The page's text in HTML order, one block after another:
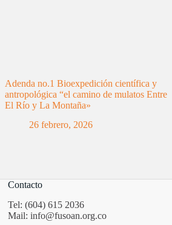
Adenda no.1 Bioexpedición científica y
antropológica “el camino de mulatos Entre
El Río y La Montaña»
26 febrero, 2026
Contacto
Tel: (604) 615 2036
Mail: info@fusoan.org.co